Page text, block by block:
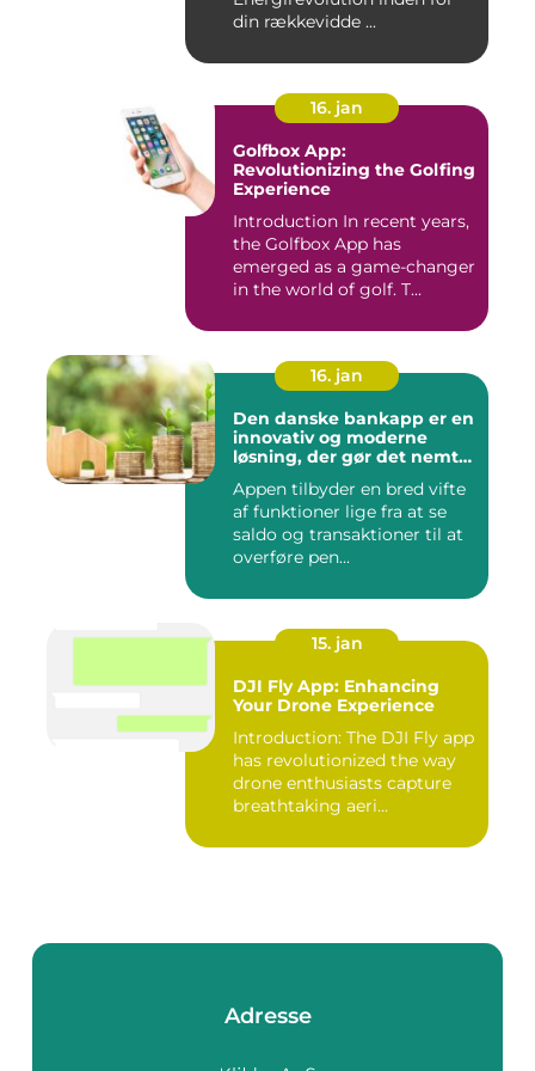
din rækkevidde ...
16. jan
Golfbox App:
Revolutionizing the Golfing
Experience
Introduction In recent years,
the Golfbox App has
emerged as a game-changer
in the world of golf. T...
16. jan
Den danske bankapp er en
innovativ og moderne
løsning, der gør det nemt
at administrere deres
økonomiske forhold
Appen tilbyder en bred vifte
af funktioner lige fra at se
saldo og transaktioner til at
overføre pen...
15. jan
DJI Fly App: Enhancing
Your Drone Experience
Introduction: The DJI Fly app
has revolutionized the way
drone enthusiasts capture
breathtaking aeri...
Adresse